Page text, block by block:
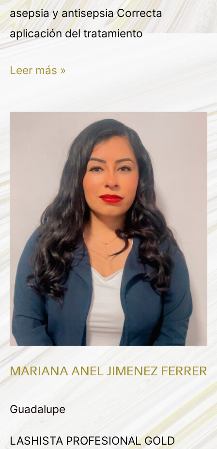
asepsia y antisepsia Correcta
aplicación del tratamiento
Leer más »
MARIANA ANEL JIMENEZ FERRER
Guadalupe
LASHISTA PROFESIONAL GOLD
FERRER